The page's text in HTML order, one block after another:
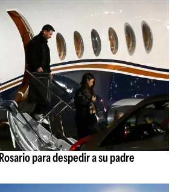
para despedir a su padre